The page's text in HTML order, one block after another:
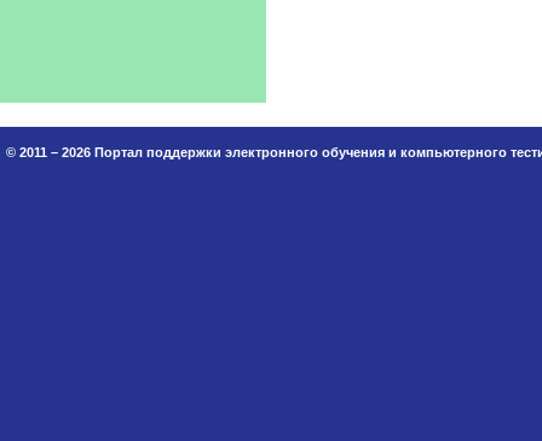
© 2011 – 2026 Портал поддержки электронного обучения и компьютерного